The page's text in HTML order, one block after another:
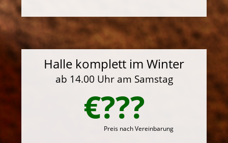
Halle komplett im Winter
ab 14.00 Uhr am Samstag
€???
Preis nach Vereinbarung